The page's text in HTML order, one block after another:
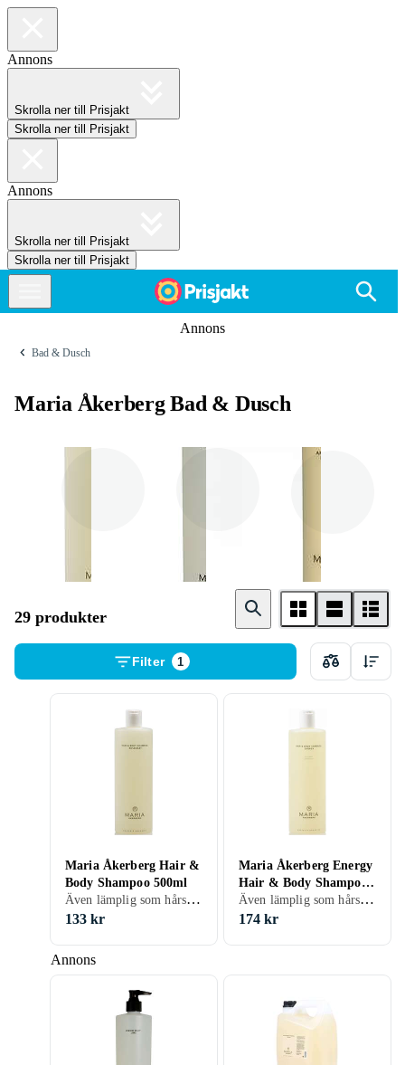
Annons
Skrolla ner till Prisjakt
Skrolla ner till Prisjakt
Annons
Skrolla ner till Prisjakt
Skrolla ner till Prisjakt
Annons
Bad & Dusch
Maria Åkerberg Bad & Dusch
29 produkter
Filter 1
Annons
Maria Åkerberg Hair &
Body Shampoo 500ml
Även lämplig som hårschampo, Vuxen, 500 ml/g
133 kr
Maria Åkerberg Energy
Hair & Body Shampoo
500ml
Även lämplig som hårschampo, Vuxen, 500 ml/g
174 kr